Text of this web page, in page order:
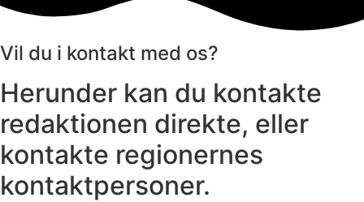
Vil du i kontakt med os?
Herunder kan du kontakte
redaktionen direkte, eller
kontakte regionernes
kontaktpersoner.